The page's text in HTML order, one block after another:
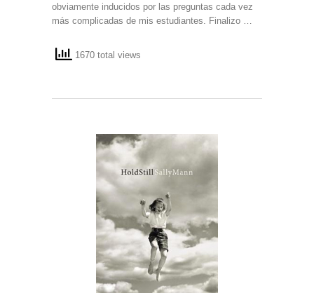
obviamente inducidos por las preguntas cada vez
más complicadas de mis estudiantes. Finalizo …
1670 total views